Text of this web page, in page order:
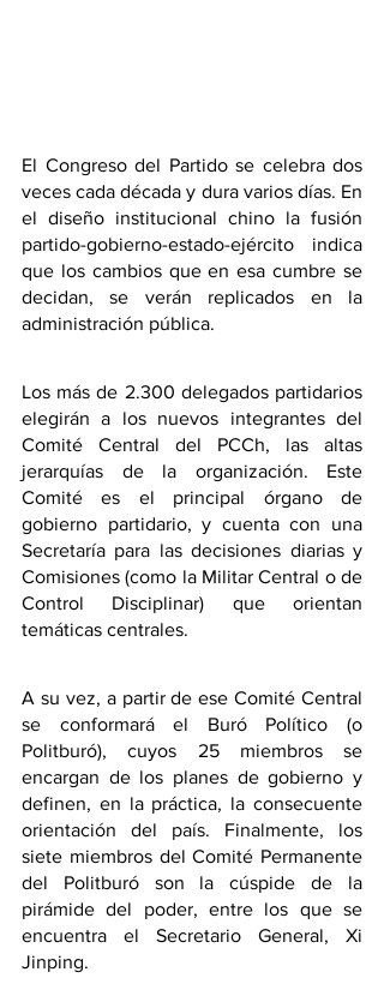
El Congreso del Partido se celebra dos
veces cada década y dura varios días. En
el diseño institucional chino la fusión
partido-gobierno-estado-ejército indica
que los cambios que en esa cumbre se
decidan, se verán replicados en la
administración pública.
Los más de 2.300 delegados partidarios
elegirán a los nuevos integrantes del
Comité Central del PCCh, las altas
jerarquías de la organización. Este
Comité es el principal órgano de
gobierno partidario, y cuenta con una
Secretaría para las decisiones diarias y
Comisiones (como la Militar Central o de
Control Disciplinar) que orientan
temáticas centrales.
A su vez, a partir de ese Comité Central
se conformará el Buró Político (o
Politburó), cuyos 25 miembros se
encargan de los planes de gobierno y
definen, en la práctica, la consecuente
orientación del país. Finalmente, los
siete miembros del Comité Permanente
del Politburó son la cúspide de la
pirámide del poder, entre los que se
encuentra el Secretario General, Xi
Jinping.